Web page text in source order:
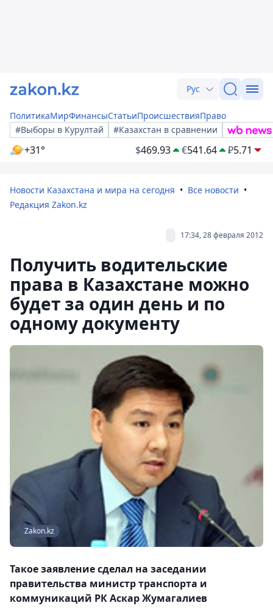
Рус
ПолитикаМирФинансыСтатьиПроисшествияПраво
#Выборы в Курултай
#Казахстан в сравнении
+31° $469.93 €541.64 ₽5.71
Новости Казахстана и мира на сегодня
Все новости
Редакция Zakon.kz
17:34, 28 февраля 2012
Получить водительские
права в Казахстане можно
будет за один день и по
одному документу
Zakon.kz
Такое заявление сделал на заседании
правительства министр транспорта и
коммуникаций РК Аскар Жумагалиев